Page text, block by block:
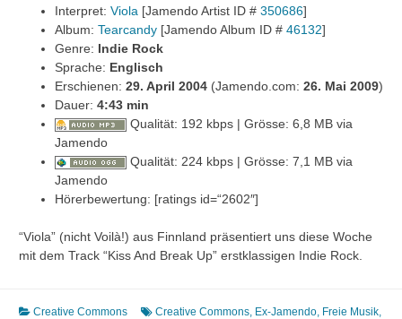
Interpret: Viola [Jamendo Artist ID # 350686]
Album: Tearcandy [Jamendo Album ID # 46132]
Genre: Indie Rock
Sprache: Englisch
Erschienen: 29. April 2004 (Jamendo.com: 26. Mai 2009)
Dauer: 4:43 min
Qualität: 192 kbps | Grösse: 6,8 MB via
Jamendo
Qualität: 224 kbps | Grösse: 7,1 MB via
Jamendo
Hörerbewertung: [ratings id=“2602″]
“Viola” (nicht Voilà!) aus Finnland präsentiert uns diese Woche
mit dem Track “Kiss And Break Up” erstklassigen Indie Rock.
Creative Commons Creative Commons, Ex-Jamendo, Freie Musik,